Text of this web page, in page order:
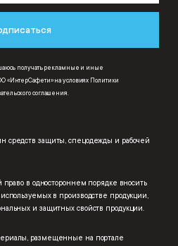
получать рекламные и иные
«ИнтерСафети» на условиях Политики
соглашения
средств защиты, спецодежды и рабочей
право в одностороннем порядке вносить
в производстве продукции,
и защитных свойств продукции.
размещенные на портале